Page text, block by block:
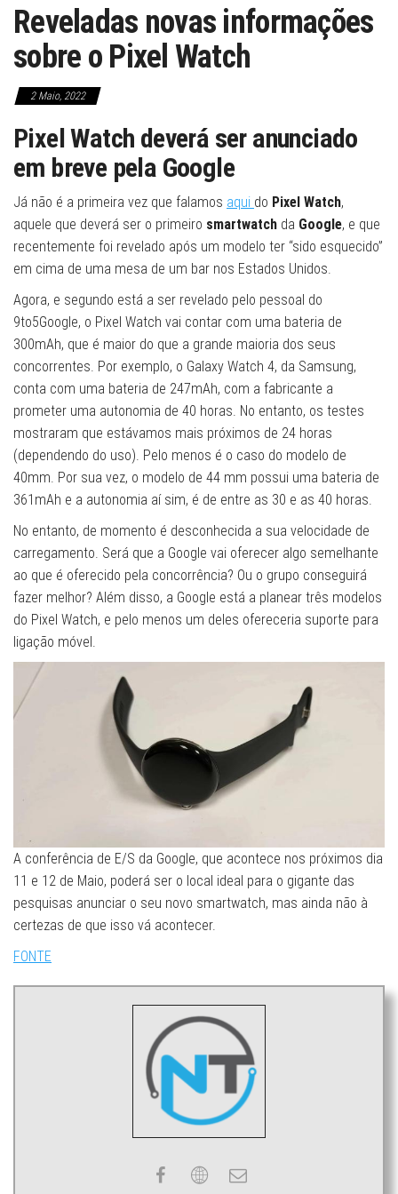
Reveladas novas informações
sobre o Pixel Watch
2 Maio, 2022
Pixel Watch deverá ser anunciado
em breve pela Google
Já não é a primeira vez que falamos aqui do Pixel Watch,
aquele que deverá ser o primeiro smartwatch da Google, e que
recentemente foi revelado após um modelo ter “sido esquecido”
em cima de uma mesa de um bar nos Estados Unidos.
Agora, e segundo está a ser revelado pelo pessoal do
9to5Google, o Pixel Watch vai contar com uma bateria de
300mAh, que é maior do que a grande maioria dos seus
concorrentes. Por exemplo, o Galaxy Watch 4, da Samsung,
conta com uma bateria de 247mAh, com a fabricante a
prometer uma autonomia de 40 horas. No entanto, os testes
mostraram que estávamos mais próximos de 24 horas
(dependendo do uso). Pelo menos é o caso do modelo de
40mm. Por sua vez, o modelo de 44 mm possui uma bateria de
361mAh e a autonomia aí sim, é de entre as 30 e as 40 horas.
No entanto, de momento é desconhecida a sua velocidade de
carregamento. Será que a Google vai oferecer algo semelhante
ao que é oferecido pela concorrência? Ou o grupo conseguirá
fazer melhor? Além disso, a Google está a planear três modelos
do Pixel Watch, e pelo menos um deles ofereceria suporte para
ligação móvel.
A conferência de E/S da Google, que acontece nos próximos dia
11 e 12 de Maio, poderá ser o local ideal para o gigante das
pesquisas anunciar o seu novo smartwatch, mas ainda não à
certezas de que isso vá acontecer.
FONTE